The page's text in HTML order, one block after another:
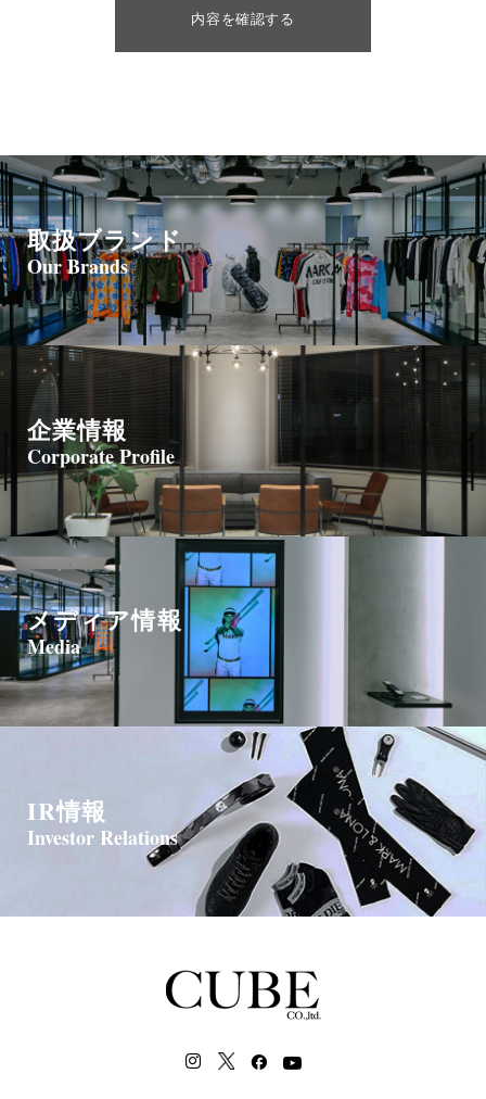
代表者 ：代表取締役 松村 智明
住所 ：東京都港区赤坂2-17-7 赤坂溜池タワー7階
個人情報保護管理者：取締役
電子メール ：privacy@cube-co.com
（３）個人情報の利用目的
お問合せいただいた内容に回答するために利用いたします。
（４）個人情報の取扱いの委託について
取得した個人情報の取扱いの全部又は、一部を委託することがあ
ります。
その場合には、当社において最善の考慮を行います。
この場合、個人情報を適切に取り扱っていると認められる委託先
を選定し、契約等において個人情報の適正管理・機密保持などに
よりお客様の個人情報の漏洩防止に必要な事項を取決め、適切な
管理を実施させます。
（５） 個人情報を与えなかった場合に生じる結果
個人情報を与えることは任意です。
ただし、ご提供いただけない場合は、商品購入、各種サービスの
提供およびお問い合わせ対応等が適切に行えない場合がありま
す。
（６） 個人情報の第三者提供および外国にある第三者への個人デ
本お問い合わせにおいて取得した個人情報について、当社は、法
令に基づく場合を除き、本人の同意なく第三者（外国にある第三
者を含みます）に提供することはありません。
クッキーやWebビーコン等を用いるなどして、本人が容易に認識
できない方法による個人情報の取得を行っております。
する小さな情報ファイルのことをいい、Webページの内容やご提
取扱ブランド
Our Brands
企業情報
Corporate Profile
メディア情報
Media
IR情報
Investor Relations